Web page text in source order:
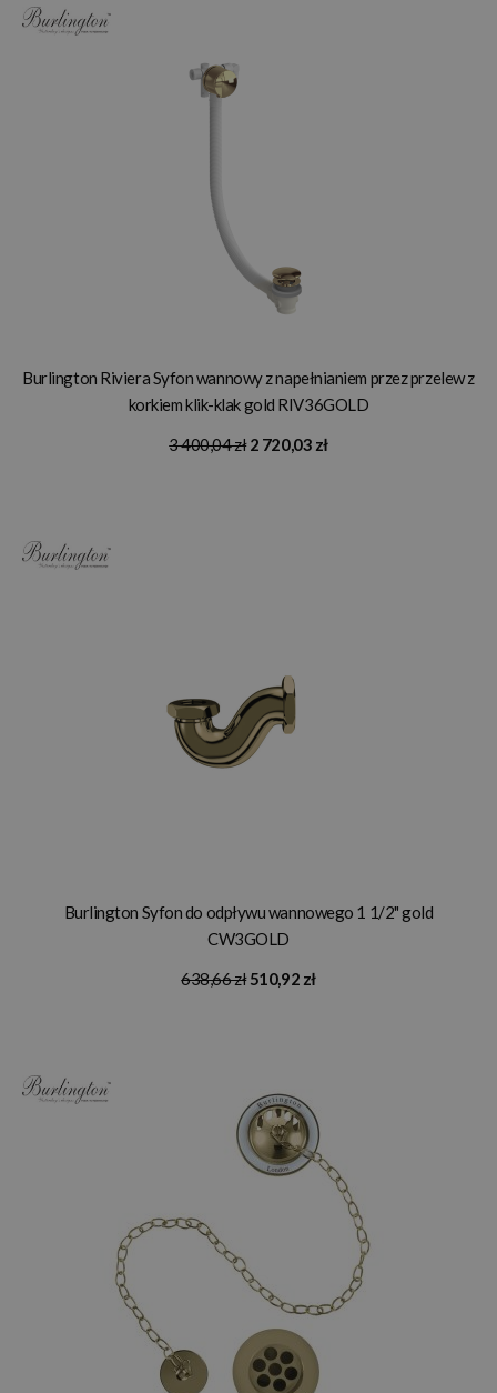
Burlington Riviera Syfon wannowy z napełnianiem przez przelew z
korkiem klik-klak gold RIV36GOLD
3 400,04 zł 2 720,03 zł
Burlington Syfon do odpływu wannowego 1 1/2" gold
CW3GOLD
638,66 zł 510,92 zł